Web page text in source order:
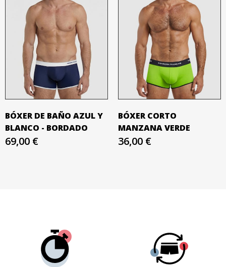
BÓXER DE BAÑO AZUL Y
BLANCO - BORDADO
69,00 €
BÓXER CORTO
MANZANA VERDE
36,00 €